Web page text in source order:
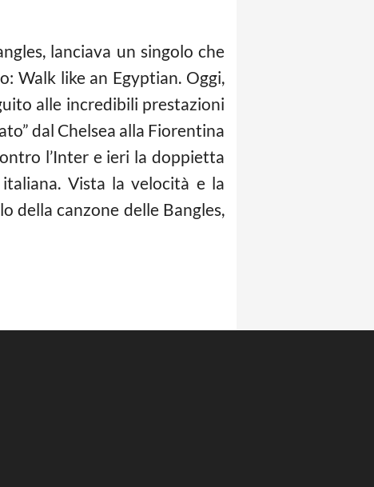
lanciava un singolo che
Walk like an Egyptian. Oggi,
alle incredibili prestazioni
dal Chelsea alla Fiorentina
l’Inter e ieri la doppietta
Vista la velocità e la
della canzone delle Bangles,